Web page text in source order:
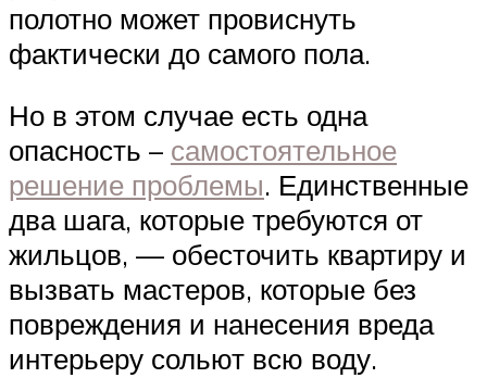
полотно может провиснуть
фактически до самого пола.
Но в этом случае есть одна
опасность – самостоятельное
решение проблемы. Единственные
два шага, которые требуются от
жильцов, — обесточить квартиру и
вызвать мастеров, которые без
повреждения и нанесения вреда
интерьеру сольют всю воду.